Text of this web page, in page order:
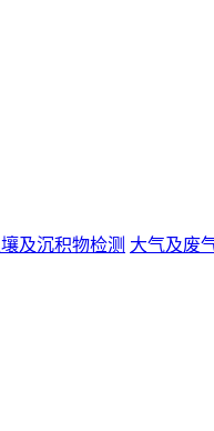
及沉积物检测 大气及废